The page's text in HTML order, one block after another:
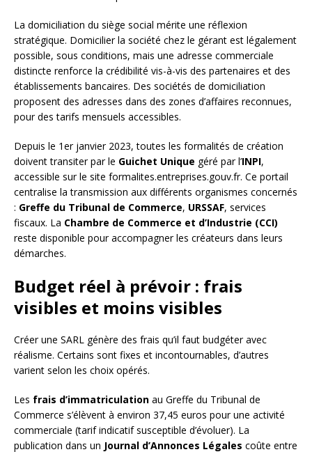
La domiciliation du siège social mérite une réflexion
stratégique. Domicilier la société chez le gérant est légalement
possible, sous conditions, mais une adresse commerciale
distincte renforce la crédibilité vis-à-vis des partenaires et des
établissements bancaires. Des sociétés de domiciliation
proposent des adresses dans des zones d’affaires reconnues,
pour des tarifs mensuels accessibles.
Depuis le 1er janvier 2023, toutes les formalités de création
doivent transiter par le Guichet Unique géré par l’INPI,
accessible sur le site formalites.entreprises.gouv.fr. Ce portail
centralise la transmission aux différents organismes concernés
: Greffe du Tribunal de Commerce, URSSAF, services
fiscaux. La Chambre de Commerce et d’Industrie (CCI)
reste disponible pour accompagner les créateurs dans leurs
démarches.
Budget réel à prévoir : frais
visibles et moins visibles
Créer une SARL génère des frais qu’il faut budgéter avec
réalisme. Certains sont fixes et incontournables, d’autres
varient selon les choix opérés.
Les frais d’immatriculation au Greffe du Tribunal de
Commerce s’élèvent à environ 37,45 euros pour une activité
commerciale (tarif indicatif susceptible d’évoluer). La
publication dans un Journal d’Annonces Légales coûte entre